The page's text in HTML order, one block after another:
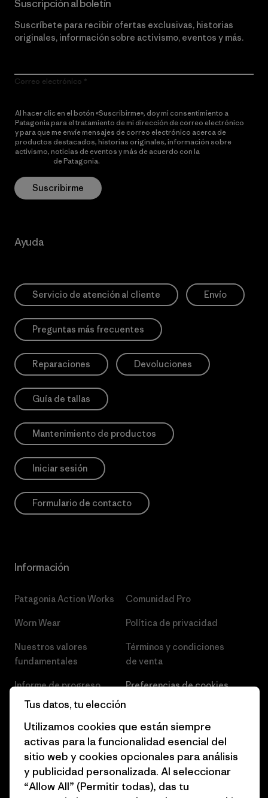
Suscripción al boletín
Suscríbete para recibir ofertas exclusivas, historias
originales, información sobre activismo, eventos y más.
Correo electrónico
Al hacer clic en el botón «Suscribirme», doy mi consentimiento a
Patagonia para el tratamiento de mi dirección de correo electrónico
y para que me envíe mensajes de correo electrónico acerca de
productos destacados, historias originales, información sobre
activismo, noticias de eventos y más de acuerdo con la
de Patagonia.
Suscribirme
Ayuda
Servicio de atención al cliente Envío
Preguntas más frecuentes
Reparaciones Devoluciones
Guía de tallas
Mantenimiento de productos
Iniciar sesión
Formulario de contacto
Información
Patagonia Action Works
Worn Wear
Nuestros valores
fundamentales
Informe de progreso
Business Unusual
Objetivos climáticos
1% for the Planet
Cómo financiamos
Comunidad Pro
Política de privacidad
Términos y condiciones
de venta
Preferencias de cookies
Empleo
Prensa
Programa para profesionales
del sector
Programa de afiliados
Tus datos, tu elección
Utilizamos cookies que están siempre
activas para la funcionalidad esencial del
sitio web y cookies opcionales para análisis
y publicidad personalizada. Al seleccionar
“Allow All” (Permitir todas), das tu